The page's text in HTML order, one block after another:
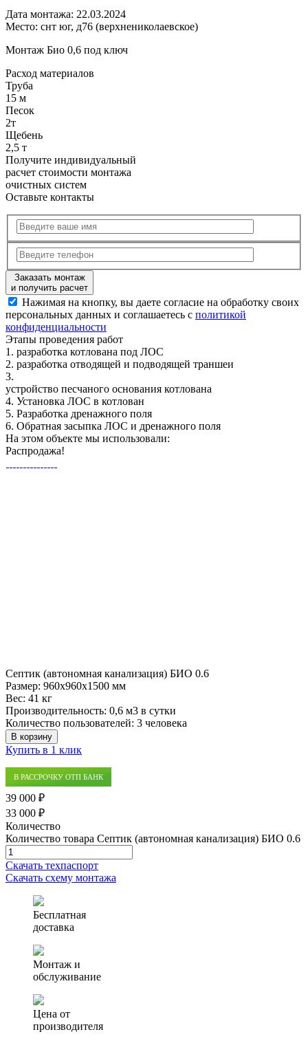
Дата монтажа: 22.03.2024
Место: снт юг, д76 (верхнениколаевское)
Монтаж Био 0,6 под ключ
Расход материалов
Труба
15 м
Песок
2т
Щебень
2,5 т
Получите индивидуальный
расчет стоимости монтажа
очистных систем
Оставьте контакты
Заказать монтаж
и получить расчет
Нажимая на кнопку, вы даете согласие на обработку своих
персональных данных и соглашаетесь с политикой
конфиденциальности
Этапы проведения работ
1. разработка котлована под ЛОС
2. разработка отводящей и подводящей траншеи
3.
устройство песчаного основания котлована
4. Установка ЛОС в котлован
5. Разработка дренажного поля
6. Обратная засыпка ЛОС и дренажного поля
На этом объекте мы использовали:
Распродажа!
Септик (автономная канализация) БИО 0.6
Размер: 960x960x1500 мм
Вес: 41 кг
Производительность: 0,6 м3 в сутки
Количество пользователей: 3 человека
В корзину
Купить в 1 клик
В РАССРОЧКУ ОТП БАНК
39 000 ₽
33 000 ₽
Количество
Количество товара Септик (автономная канализация) БИО 0.6
Скачать техпаспорт
Скачать схему монтажа
Бесплатная
доставка
Монтаж и
обслуживание
Цена от
производителя